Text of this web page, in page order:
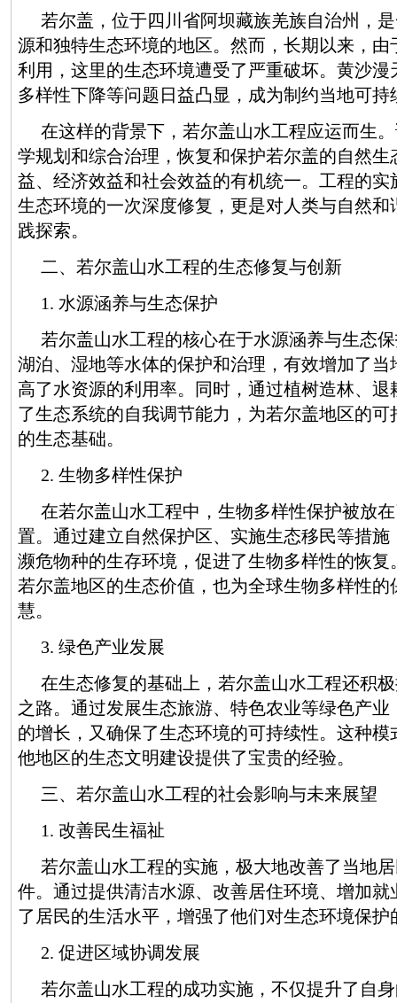
若尔盖，位于四川省阿坝藏族羌族自治州，
源和独特生态环境的地区。然而，长期以来，由
利用，这里的生态环境遭受了严重破坏。黄沙漫
多样性下降等问题日益凸显，成为制约当地可持
在这样的背景下，若尔盖山水工程应运而生
学规划和综合治理，恢复和保护若尔盖的自然生
益、经济效益和社会效益的有机统一。工程的实
生态环境的一次深度修复，更是对人类与自然和
践探索。
二、若尔盖山水工程的生态修复与创新
1. 水源涵养与生态保护
若尔盖山水工程的核心在于水源涵养与生态
湖泊、湿地等水体的保护和治理，有效增加了当
高了水资源的利用率。同时，通过植树造林、
了生态系统的自我调节能力，为若尔盖地区的
的生态基础。
2. 生物多样性保护
在若尔盖山水工程中，生物多样性保护被放
置。通过建立自然保护区、实施生态移民等措施
濒危物种的生存环境，促进了生物多样性的恢复
若尔盖地区的生态价值，也为全球生物多样性的
慧。
3. 绿色产业发展
在生态修复的基础上，若尔盖山水工程还积
之路。通过发展生态旅游、特色农业等绿色产
的增长，又确保了生态环境的可持续性。这种
他地区的生态文明建设提供了宝贵的经验。
三、若尔盖山水工程的社会影响与未来展望
1. 改善民生福祉
若尔盖山水工程的实施，极大地改善了当地
件。通过提供清洁水源、改善居住环境、增加就
了居民的生活水平，增强了他们对生态环境保
2. 促进区域协调发展
若尔盖山水工程的成功实施，不仅提升了自